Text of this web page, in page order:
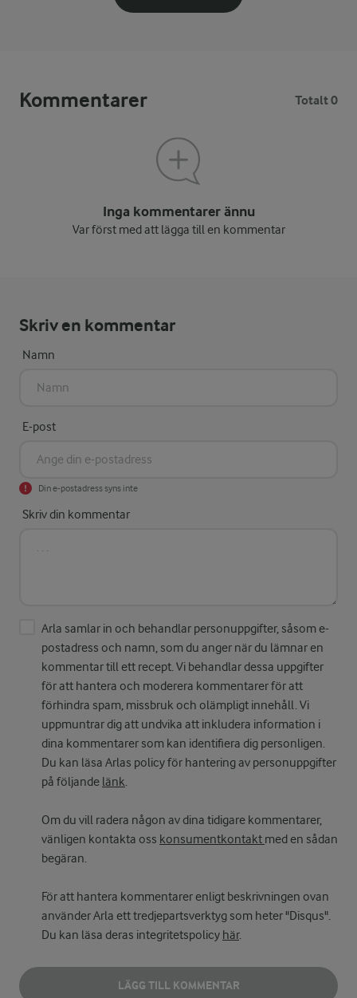
Kommentarer Totalt 0
Inga kommentarer ännu
Var först med att lägga till en kommentar
Skriv en kommentar
Namn
E-post
Din e-postadress syns inte
Skriv din kommentar
Arla samlar in och behandlar personuppgifter, såsom e-
postadress och namn, som du anger när du lämnar en
kommentar till ett recept. Vi behandlar dessa uppgifter
för att hantera och moderera kommentarer för att
förhindra spam, missbruk och olämpligt innehåll. Vi
uppmuntrar dig att undvika att inkludera information i
dina kommentarer som kan identifiera dig personligen.
Du kan läsa Arlas policy för hantering av personuppgifter
på följande länk.
Om du vill radera någon av dina tidigare kommentarer,
vänligen kontakta oss konsumentkontakt med en sådan
begäran.
För att hantera kommentarer enligt beskrivningen ovan
använder Arla ett tredjepartsverktyg som heter "Disqus".
Du kan läsa deras integritetspolicy här.
LÄGG TILL KOMMENTAR